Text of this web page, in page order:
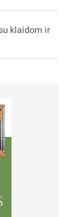
klaidom ir